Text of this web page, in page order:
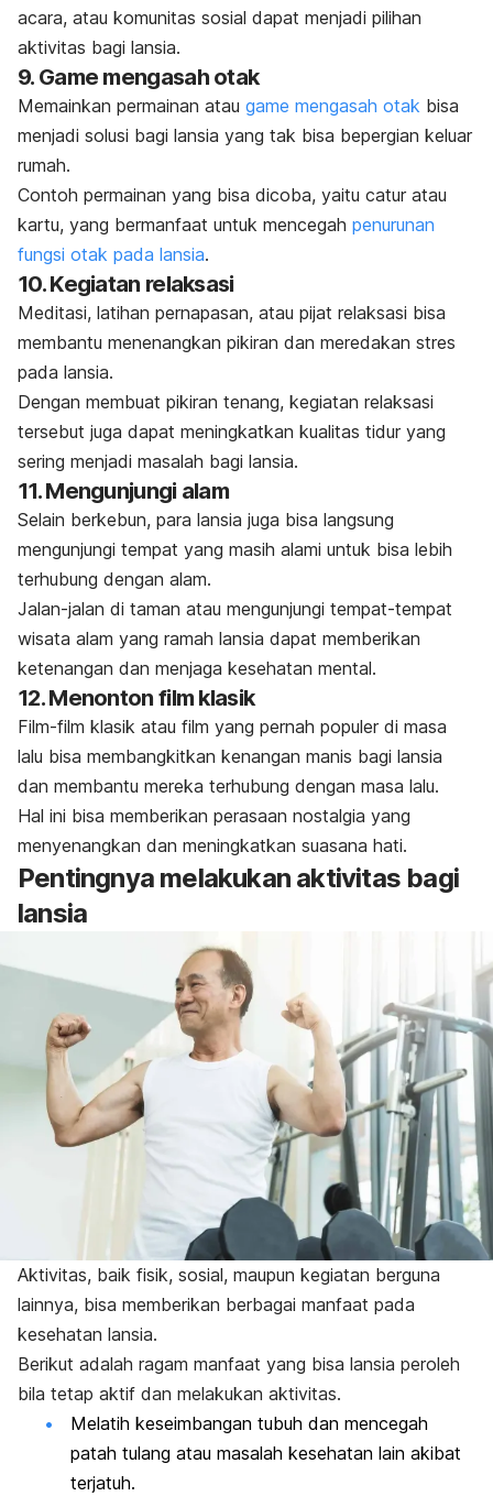
acara, atau komunitas sosial dapat menjadi pilihan
aktivitas bagi lansia.
9. Game mengasah otak
Memainkan permainan atau game mengasah otak bisa
menjadi solusi bagi lansia yang tak bisa bepergian keluar
rumah.
Contoh permainan yang bisa dicoba, yaitu catur atau
kartu, yang bermanfaat untuk mencegah penurunan
fungsi otak pada lansia.
10. Kegiatan relaksasi
Meditasi, latihan pernapasan, atau pijat relaksasi bisa
membantu menenangkan pikiran dan meredakan stres
pada lansia.
Dengan membuat pikiran tenang, kegiatan relaksasi
tersebut juga dapat meningkatkan kualitas tidur yang
sering menjadi masalah bagi lansia.
11. Mengunjungi alam
Selain berkebun, para lansia juga bisa langsung
mengunjungi tempat yang masih alami untuk bisa lebih
terhubung dengan alam.
Jalan-jalan di taman atau mengunjungi tempat-tempat
wisata alam yang ramah lansia dapat memberikan
ketenangan dan menjaga kesehatan mental.
12. Menonton film klasik
Film-film klasik atau film yang pernah populer di masa
lalu bisa membangkitkan kenangan manis bagi lansia
dan membantu mereka terhubung dengan masa lalu.
Hal ini bisa memberikan perasaan nostalgia yang
menyenangkan dan meningkatkan suasana hati.
Pentingnya melakukan aktivitas bagi
lansia
Aktivitas, baik fisik, sosial, maupun kegiatan berguna
lainnya, bisa memberikan berbagai manfaat pada
kesehatan lansia.
Berikut adalah ragam manfaat yang bisa lansia peroleh
bila tetap aktif dan melakukan aktivitas.
Melatih keseimbangan tubuh dan mencegah
patah tulang atau masalah kesehatan lain akibat
terjatuh.